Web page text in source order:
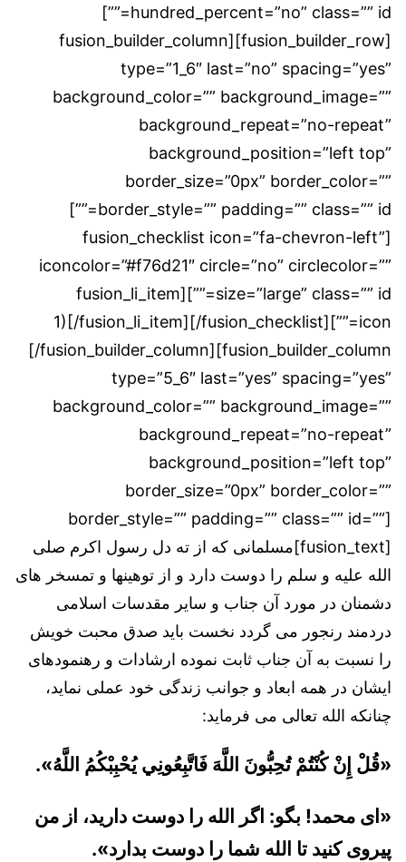
hundred_percent=”no” class=”” id=””]
[fusion_builder_row][fusion_builder_column
type=”1_6″ last=”no” spacing=”yes”
background_color=”” background_image=””
background_repeat=”no-repeat”
background_position=”left top”
border_size=”0px” border_color=””
border_style=”” padding=”” class=”” id=””]
[fusion_checklist icon=”fa-chevron-left”
iconcolor=”#f76d21″ circle=”no” circlecolor=””
size=”large” class=”” id=””][fusion_li_item
icon=””]1)[/fusion_li_item][/fusion_checklist]
[/fusion_builder_column][fusion_builder_column
type=”5_6″ last=”yes” spacing=”yes”
background_color=”” background_image=””
background_repeat=”no-repeat”
background_position=”left top”
border_size=”0px” border_color=””
border_style=”” padding=”” class=”” id=””]
[fusion_text]مسلمانی که از ته دل رسول اکرم صلی
الله علیه و سلم را دوست دارد و از توهینها و تمسخر های
دشمنان در مورد آن جناب و سایر مقدسات اسلامی
دردمند رنجور می گردد نخست باید صدق محبت خویش
را نسبت به آن جناب ثابت نموده ارشادات و رهنمودهای
ایشان در همه ابعاد و جوانب زندگی خود عملی نماید،
چنانکه الله تعالی می فرماید:
«قُلْ إِنْ كُنْتُمْ تُحِبُّونَ اللَّهَ فَاتَّبِعُونِي يُحْبِبْكُمُ اللَّهُ».
«ای محمد! بگو: اگر الله را دوست دارید، از من
پیروی کنید تا الله شما را دوست بدارد».